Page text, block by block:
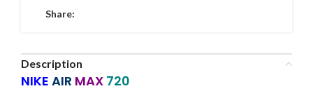
Share:
Description
NIKE AIR MAX 720